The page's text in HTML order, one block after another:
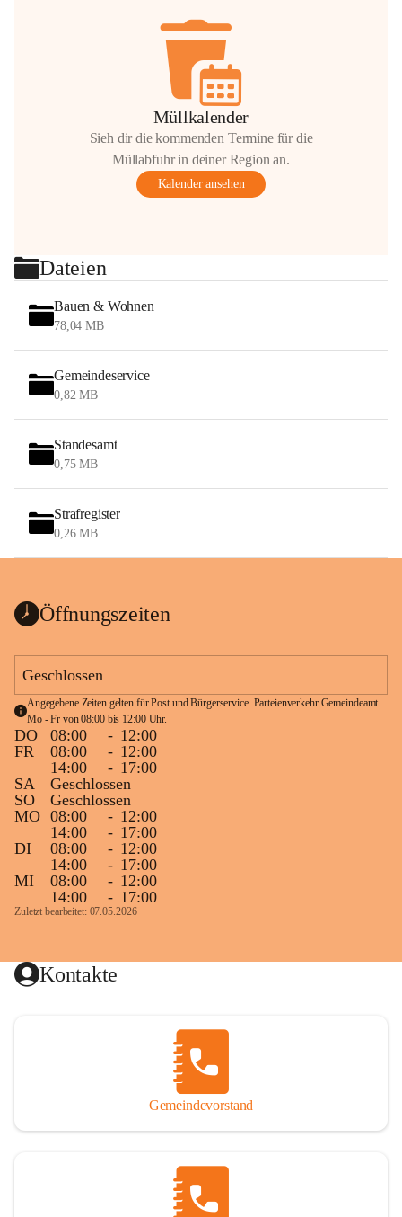
Müllkalender
Sieh dir die kommenden Termine für die
Müllabfuhr in deiner Region an.
Kalender ansehen
Dateien
Bauen & Wohnen
78,04 MB
Gemeindeservice
0,82 MB
Standesamt
0,75 MB
Strafregister
0,26 MB
Öffnungszeiten
Geschlossen
Angegebene Zeiten gelten für Post und Bürgerservice. Parteienverkehr Gemeindeamt
Mo - Fr von 08:00 bis 12:00 Uhr.
DO 08:00 - 12:00
FR
08:00 - 12:00
14:00
- 17:00
SA
Geschlossen
SO
Geschlossen
MO 08:00 - 12:00
14:00
- 17:00
DI
08:00 - 12:00
14:00
- 17:00
MI
08:00 - 12:00
14:00
- 17:00
Zuletzt bearbeitet: 07.05.2026
Kontakte
Gemeindevorstand